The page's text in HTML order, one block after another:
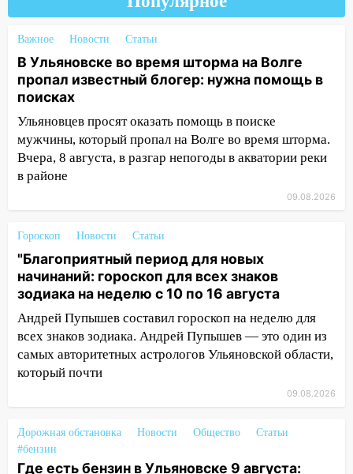
Прокуратура подвела итоги
09:18
Из-за ливня заблокировано
движение трамваев в Ульяновске
09:15 Ураган, изнасилование ребенка,
автоподставы и атака беспилотников:
важные итоги прошедшей недели в
Ульяновской области
08:20
08:19
пропал 67-летний мужчина
08:11 На Ульяновск снова надвигается
непогода
07:30 Евро-3 вместо Евро-5: что
означают классы бензина и можно ли
заливать «старое» топливо в
области днем 9 августа
05:05 День, когда всё может
Важное Новости Статьи
В Ульяновске во время шторма на Волге
пропал известный блогер: нужна помощь в
поисках
Ульяновцев просят оказать помощь в поиске
мужчины, который пропал на Волге во время шторма.
Вчера, 8 августа, в разгар непогоды в акватории реки
в районе
09.08.2026
Гороскоп Новости Статьи
"Благоприятный период для новых
начинаний: гороскоп для всех знаков
зодиака на неделю с 10 по 16 августа
Андрей Пупышев составил гороскоп на неделю для
всех знаков зодиака. Андрей Пупышев — это один из
самых авторитетных астрологов Ульяновской области,
который почти
09.08.2026
Дорожная обстановка Новости Общество
Статьи
#бензин
Где есть бензин в Ульяновске 9 августа: